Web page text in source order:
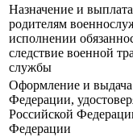
Назначение и
родителям
исполнении
следствие военной
службы
Оформление и выдача
Федерации,
Российской
Федерации